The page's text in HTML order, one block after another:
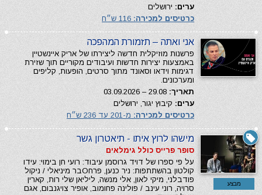
ערים: ירושלים
כרטיסים למכירה:
אני ואתה – תזמורת המהפכה
פרשנות מוזיקלית חדשה ליצירתו של אריק איינשטיין
באמצעות יצירות חדשות ועיבודים מקוריים תוך שזירת
דגימות וידאו וסאונד מתוך סרטים, הופעות, קליפים
ומערכונים.
תאריך:
ערים: קיבוץ יגור, ירושלים
כרטיסים למכירה: מ-201 עד 236 ש״ח
מבצע
מישהו לרוץ איתו - תיאטרון גשר
סופר פרייס כולל גימלאים
על פי ספרו של דויד גרוסמן עיבוד: רועי חן בימוי: עידו
קולטון בהשתתפות: ניר כנען, פרחОבר מיניאלי / ניקול
פודבלני, מיקי לאון, אלי מנשה, ליליאן שלי רות, קארין
סרויה, רוני עינב / פולינה פחומוב, אופיר צויגנבום, אגם